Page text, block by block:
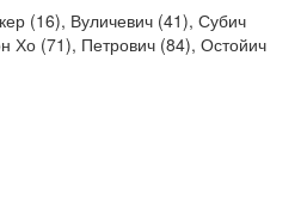
(16), Вуличевич (41), Субич
Хо (71), Петрович (84), Остойич